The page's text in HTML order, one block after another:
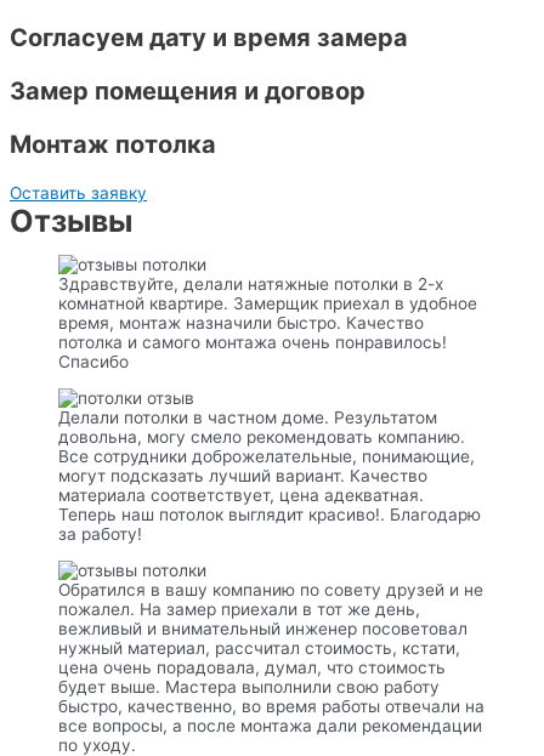
Согласуем дату и время замера
Замер помещения и договор
Монтаж потолка
Оставить заявку
Отзывы
Здравствуйте, делали натяжные потолки в 2-х
комнатной квартире. Замерщик приехал в удобное
время, монтаж назначили быстро. Качество
потолка и самого монтажа очень понравилось!
Спасибо
Делали потолки в частном доме. Результатом
довольна, могу смело рекомендовать компанию.
Все сотрудники доброжелательные, понимающие,
могут подсказать лучший вариант. Качество
материала соответствует, цена адекватная.
Теперь наш потолок выглядит красиво!. Благодарю
за работу!
Обратился в вашу компанию по совету друзей и не
пожалел. На замер приехали в тот же день,
вежливый и внимательный инженер посоветовал
нужный материал, рассчитал стоимость, кстати,
цена очень порадовала, думал, что стоимость
будет выше. Мастера выполнили свою работу
быстро, качественно, во время работы отвечали на
все вопросы, а после монтажа дали рекомендации
по уходу.